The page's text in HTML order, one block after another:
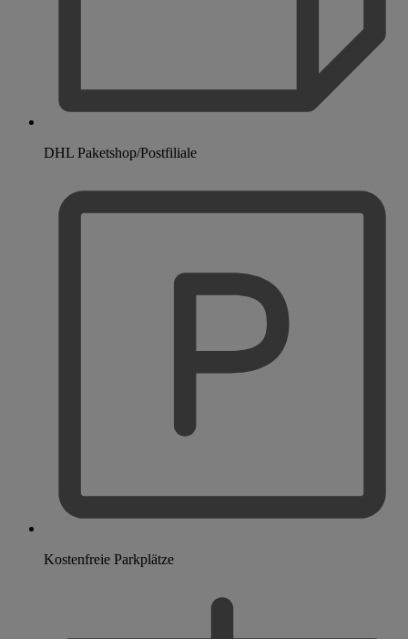
DHL Paketshop/Postfiliale
Kostenfreie Parkplätze